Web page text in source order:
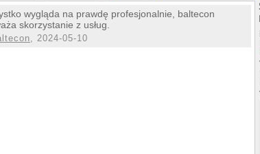
Jestem bardzo zadowolona z
wykonania dotrzymany, dziękuje
polecam!!! Pozdrawiam
-- Magdalena Grodzka-Dziadosz
Profesjonalista, wykonał dla mnie
wygląda na prawdę profesjonalnie, baltecon
skorzystanie z usług.
, 2024-05-10